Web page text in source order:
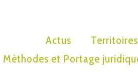
Actus
Méthodes et Portage